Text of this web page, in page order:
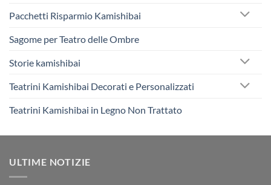
Pacchetti Risparmio Kamishibai
Sagome per Teatro delle Ombre
Storie kamishibai
Teatrini Kamishibai Decorati e Personalizzati
Teatrini Kamishibai in Legno Non Trattato
ULTIME NOTIZIE